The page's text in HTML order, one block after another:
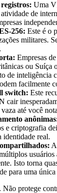
Uma
de
256: Este é o
militares.
Empresas
ou Suíça
de inteligência
facilmente
switch: Este
cair
até você
e criptografia
identidade real.
usuários
Isto torna
para uma única
protege